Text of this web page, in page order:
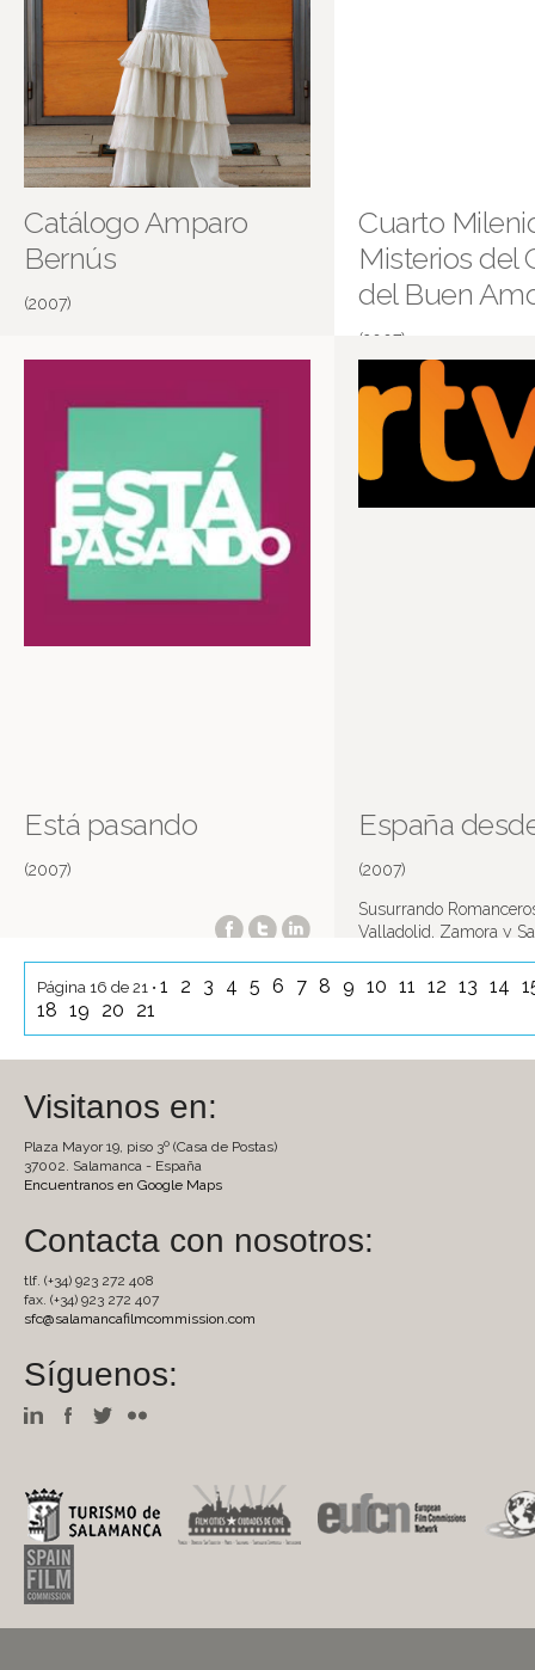
Catálogo Amparo
Bernús
(2007)
Cuarto
Misterios del
del Buen
(2007)
Más información en IMDB
Está pasando
(2007)
España
(2007)
Susurrando
Valladolid, Zamora y
Página 16 de 21 • 1 2 3 4 5 6 7 8 9 10 11 12 13 14
18 19 20 21
Visitanos en:
Plaza Mayor 19, piso 3º (Casa de Postas)
37002. Salamanca - España
Encuentranos en Google Maps
Contacta con nosotros:
tlf. (+34) 923 272 408
fax. (+34) 923 272 407
sfc@salamancafilmcommission.com
Síguenos: